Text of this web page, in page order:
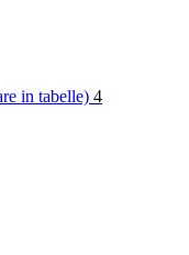
in tabelle) 4